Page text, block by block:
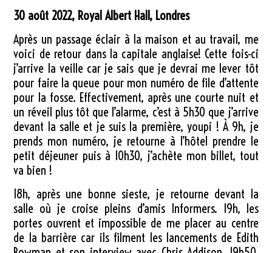
30 août 2022, Royal Albert Hall, Londres
Après un passage éclair à la maison et au travail, me
voici de retour dans la capitale anglaise! Cette fois-ci
j’arrive la veille car je sais que je devrai me lever tôt
pour faire la queue pour mon numéro de file d’attente
pour la fosse. Effectivement, après une courte nuit et
un réveil plus tôt que l’alarme, c’est à 5h30 que j’arrive
devant la salle et je suis la première, youpi ! À 9h, je
prends mon numéro, je retourne à l’hôtel prendre le
petit déjeuner puis à 10h30, j’achète mon billet, tout
va bien !
18h, après une bonne sieste, je retourne devant la
salle où je croise pleins d’amis Informers. 19h, les
portes ouvrent et impossible de me placer au centre
de la barrière car ils filment les lancements de Edith